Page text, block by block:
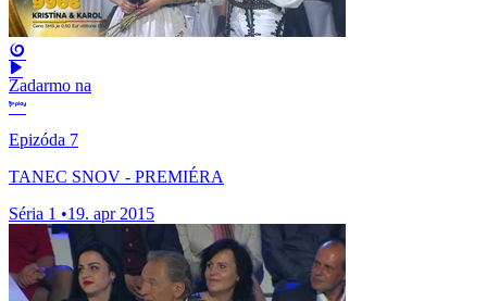
Zadarmo na
Epizóda 7
TANEC SNOV - PREMIÉRA
Séria 1 •19. apr 2015